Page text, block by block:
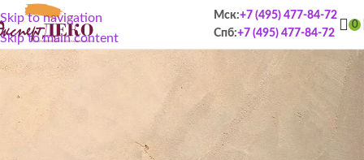
Skip to navigation
Skip to main content
Мск:+7 (495) 477-84-72
Спб:+7 (495) 477-84-72
0